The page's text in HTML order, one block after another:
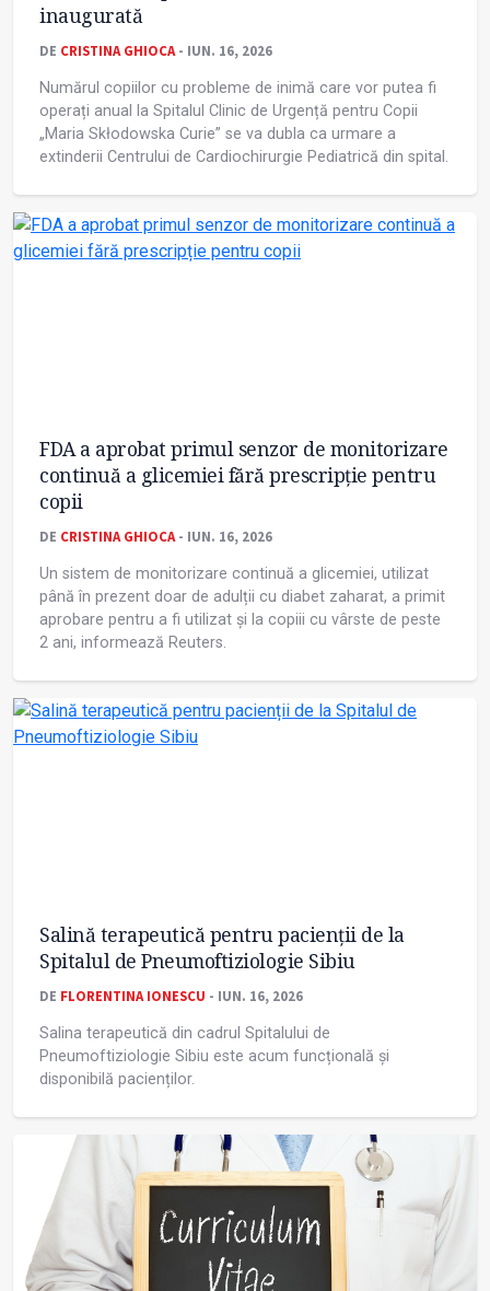
inaugurată
DE CRISTINA GHIOCA- IUN. 16, 2026
Numărul copiilor cu probleme de inimă care vor putea fi
operați anual la Spitalul Clinic de Urgență pentru Copii
„Maria Skłodowska Curie” se va dubla ca urmare a
extinderii Centrului de Cardiochirurgie Pediatrică din spital.
FDA a aprobat primul senzor de monitorizare
continuă a glicemiei fără prescripție pentru
copii
DE CRISTINA GHIOCA- IUN. 16, 2026
Un sistem de monitorizare continuă a glicemiei, utilizat
până în prezent doar de adulții cu diabet zaharat, a primit
aprobare pentru a fi utilizat și la copiii cu vârste de peste
2 ani, informează Reuters.
Salină terapeutică pentru pacienții de la
Spitalul de Pneumoftiziologie Sibiu
DE FLORENTINA IONESCU - IUN. 16, 2026
Salina terapeutică din cadrul Spitalului de
Pneumoftiziologie Sibiu este acum funcțională și
disponibilă pacienților.